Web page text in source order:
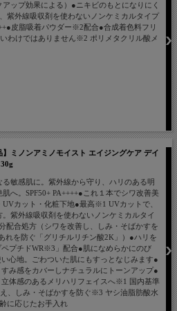
アップ効果による）●ニキビのもとになりにく
紫外線吸収剤を使わないノンケミカルタイプ
皮脂吸着パウダー※2配合●合成着色料フリ
わけではありません※2 ポリメタクリル酸メ
】ミノンアミノモイスト エイジングケア デイ
る敏感肌に。紫外線から守り、ハリのある明
肌へ。SPF50+ PA++++●これ１本でシワ改善美
UVカット・化粧下地●最高※1 UVカットで、
。紫外線吸収剤を使わないノンケミカルタイ
配合処方（シワを改善し、しみ・そばかすを
れを防ぐ「グリチルリチン酸2K」）●ハリを
プチドWR※3」配合●肌になめらかにのび
心地。ごわついた肌にもすっとなじみます●
み感をカバーしナチュラルにトーンアップ●
体感のあるメリハリフェイスへ※1 国内基準
、しみ・そばかすを防ぐ※3 ヤシ油脂肪酸水
に応じたお手入れ